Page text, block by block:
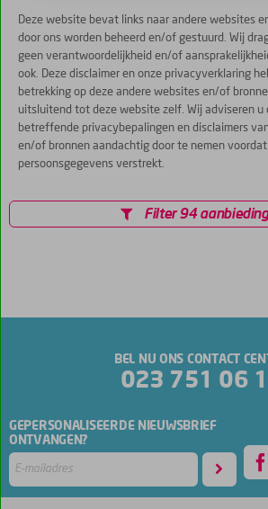
Deze website bevat links naar andere websites
door ons worden beheerd en/of gestuurd. Wij
geen verantwoordelijkheid en/of
ook. Deze disclaimer en onze privacyverklaring
betrekking op deze andere websites en/of
uitsluitend tot deze website zelf. Wij adviseren u
betreffende privacybepalingen en disclaimers
en/of bronnen aandachtig door te nemen
persoonsgegevens verstrekt.
Filter 94
BEL NU ONS CONTACT
023 751 06
GEPERSONALISEERDE NIEUWSBRIEF
ONTVANGEN?